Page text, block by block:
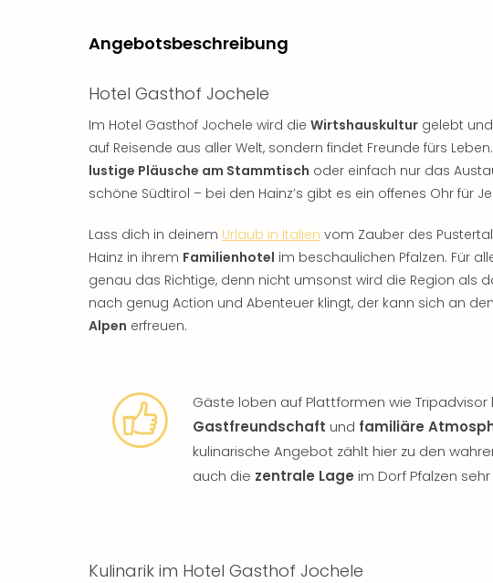
Angebotsbeschreibung
Hotel Gasthof Jochele
Im Hotel Gasthof Jochele wird die Wirtshauskultur gelebt
auf Reisende aus aller Welt, sondern findet Freunde fürs
lustige Pläusche am Stammtisch oder einfach nur das
schöne Südtirol – bei den Hainz’s gibt es ein offenes Ohr für
Lass dich in deinem Urlaub in Italien vom Zauber des
Hainz in ihrem Familienhotel im beschaulichen Pfalzen. Für
genau das Richtige, denn nicht umsonst wird die Region als
nach genug Action und Abenteuer klingt, der kann sich an den
Alpen erfreuen.
Gäste loben auf Plattformen wie
Gastfreundschaft und familiäre
kulinarische Angebot zählt hier zu den
auch die zentrale Lage im Dorf Pfalzen
Kulinarik im Hotel Gasthof Jochele